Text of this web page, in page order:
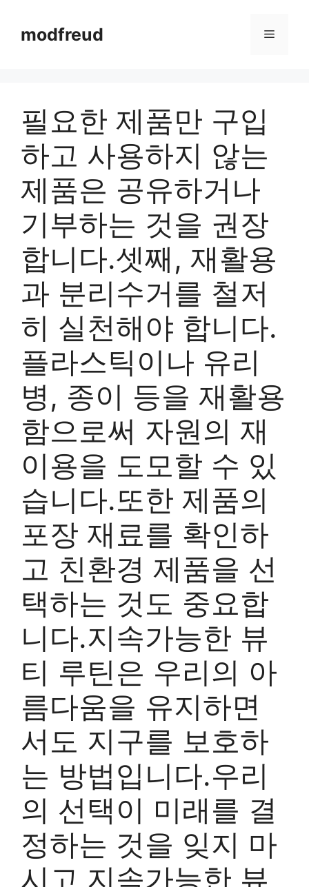
contentmodfreud Menu
필요한 제품만 구입
하고 사용하지 않는
제품은 공유하거나
기부하는 것을 권장
합니다.셋째, 재활용
과 분리수거를 철저
히 실천해야 합니다.
플라스틱이나 유리
병, 종이 등을 재활용
함으로써 자원의 재
이용을 도모할 수 있
습니다.또한 제품의
포장 재료를 확인하
고 친환경 제품을 선
택하는 것도 중요합
니다.지속가능한 뷰
티 루틴은 우리의 아
름다움을 유지하면
서도 지구를 보호하
는 방법입니다.우리
의 선택이 미래를 결
정하는 것을 잊지 마
시고 지속가능한 뷰